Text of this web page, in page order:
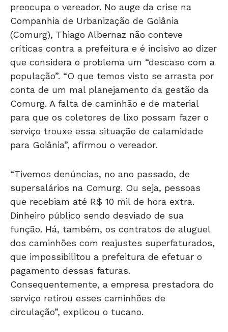
preocupa o vereador. No auge da crise na
Companhia de Urbanização de Goiânia
(Comurg), Thiago Albernaz não conteve
críticas contra a prefeitura e é incisivo ao dizer
que considera o problema um “descaso com a
população”. “O que temos visto se arrasta por
conta de um mal planejamento da gestão da
Comurg. A falta de caminhão e de material
para que os coletores de lixo possam fazer o
serviço trouxe essa situação de calamidade
para Goiânia”, afirmou o vereador.
“Tivemos denúncias, no ano passado, de
supersalários na Comurg. Ou seja, pessoas
que recebiam até R$ 10 mil de hora extra.
Dinheiro público sendo desviado de sua
função. Há, também, os contratos de aluguel
dos caminhões com reajustes superfaturados,
que impossibilitou a prefeitura de efetuar o
pagamento dessas faturas.
Consequentemente, a empresa prestadora do
serviço retirou esses caminhões de
circulação”, explicou o tucano.